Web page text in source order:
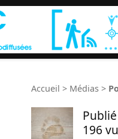
Accueil > Médias >
196